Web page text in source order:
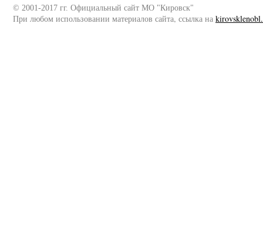
© 2001-2017 гг. Официальный сайт МО "Кировск"
При любом использовании материалов сайта, ссылка на